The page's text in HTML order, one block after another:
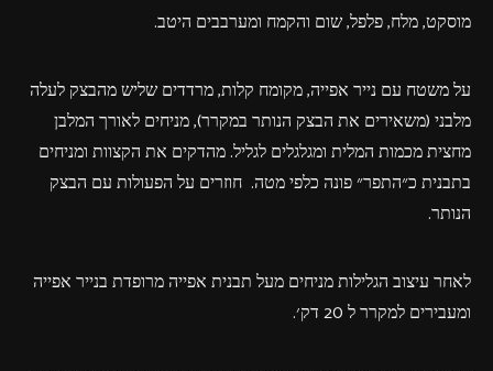
מוסקט, מלח, פלפל, שום והקמח ומערבבים היטב.
על משטח עם נייר אפייה, מקומח קלות, מרדדים שליש מהבצק לעלה
מלבני (משאירים את הבצק הנותר במקרר), מניחים לאורך המלבן
מחצית מכמות המלית ומגלגלים לגליל. מהדקים את הקצוות ומניחים
בתבנית כ״התפר״ פונה כלפי מטה. חוזרים על הפעולות עם הבצק
הנותר.
לאחר עיצוב הגלילות מניחים מעל תבנית אפייה מרופדת בנייר אפייה
ומעבירים למקרר ל 20 דק׳.